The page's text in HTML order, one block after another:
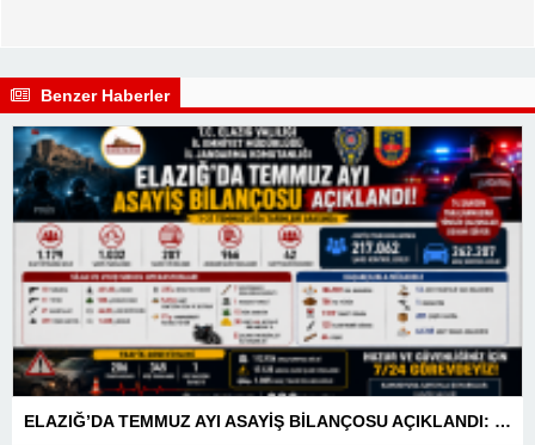
Benzer Haberler
ELAZIĞ’DA TEMMUZ AYI ASAYİŞ BİLANÇOSU AÇIKLANDI: 1 AYDA 1.032 ŞAHIS YAKALANDI, 207 TUTUKLAMA